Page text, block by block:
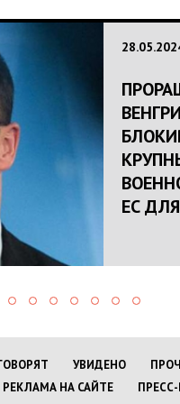
ЕС
УВИДЕНО
РЕКЛАМА НА САЙТЕ